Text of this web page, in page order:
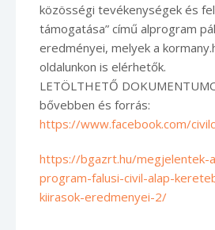
közösségi tevékenységek és
támogatása” című alprogram
eredményei, melyek a
oldalunkon is elérhetők.
LETÖLTHETŐ
bővebben és forrás:
https://www.facebook.com/
https://bgazrt.hu/megjelentek-
program-falusi-civil-alap-
kiirasok-eredmenyei-2/